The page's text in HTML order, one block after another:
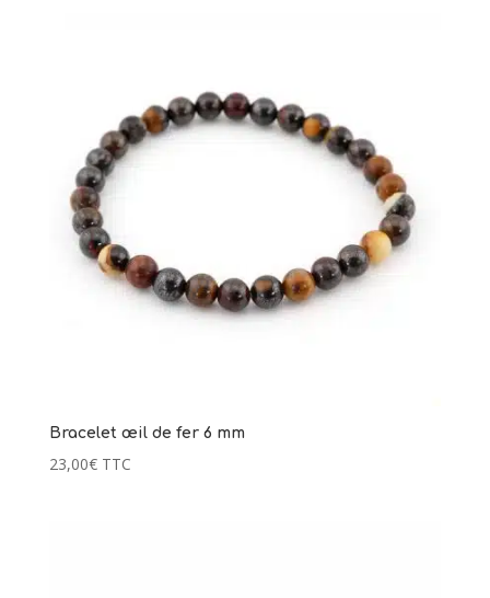
Bracelet œil de fer 6 mm
23,00€ TTC